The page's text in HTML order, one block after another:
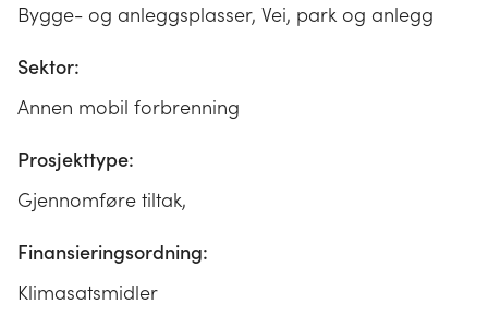
Bygge- og anleggsplasser, Vei, park og anlegg
Sektor:
Annen mobil forbrenning
Prosjekttype:
Gjennomføre tiltak,
Finansieringsordning:
Klimasatsmidler